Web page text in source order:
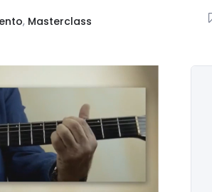
, Masterclass